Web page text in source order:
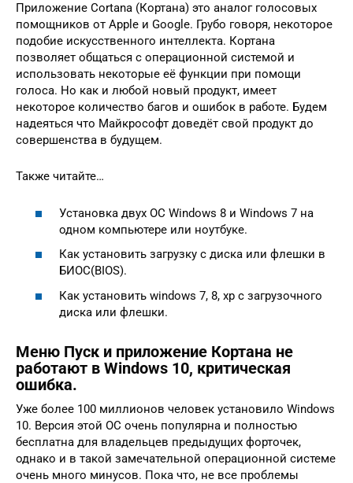
Приложение Cortana (Кортана) это аналог голосовых
помощников от Apple и Google. Грубо говоря, некоторое
подобие искусственного интеллекта. Кортана
позволяет общаться с операционной системой и
использовать некоторые её функции при помощи
голоса. Но как и любой новый продукт, имеет
некоторое количество багов и ошибок в работе. Будем
надеяться что Майкрософт доведёт свой продукт до
совершенства в будущем.
Также читайте…
Установка двух ОС Windows 8 и Windows 7 на
одном компьютере или ноутбуке.
Как установить загрузку с диска или флешки в
БИОС(BIOS).
Как установить windows 7, 8, xp с загрузочного
диска или флешки.
Меню Пуск и приложение Кортана не
работают в Windows 10, критическая
ошибка.
Уже более 100 миллионов человек установило Windows
10. Версия этой ОС очень популярна и полностью
бесплатна для владельцев предыдущих форточек,
однако и в такой замечательной операционной системе
очень много минусов. Пока что, не все проблемы